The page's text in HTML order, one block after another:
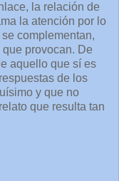
la relación de
la atención por lo
complementan,
provocan. De
aquello que sí es
de los
y que no
que resulta tan